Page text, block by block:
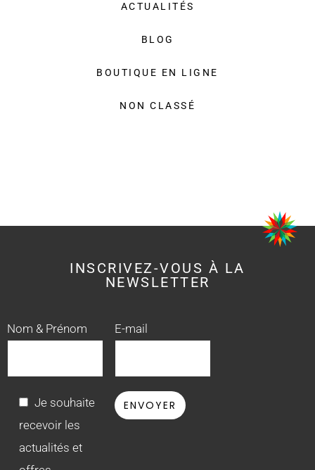
ACTUALITÉS
BLOG
BOUTIQUE EN LIGNE
NON CLASSÉ
INSCRIVEZ-VOUS À LA
NEWSLETTER
Nom & Prénom E-mail
Je souhaite
recevoir les
actualités et